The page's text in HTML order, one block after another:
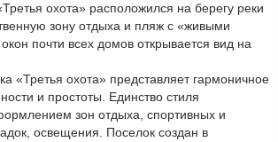
охота» расположился на берегу реки
зону отдыха и пляж с «живыми
почти всех домов открывается вид на
«Третья охота» представляет гармоничное
и простоты. Единство стиля
зон отдыха, спортивных и
освещения. Поселок создан в